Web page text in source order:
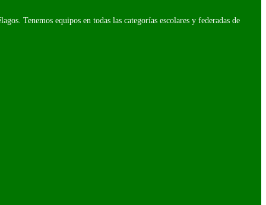
Tenemos equipos en todas las categorías escolares y federadas de